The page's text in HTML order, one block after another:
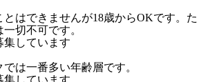
とはできませんが18歳からOKです。た
切不可です。
集しています
は一番多い年齢層です。
集しています